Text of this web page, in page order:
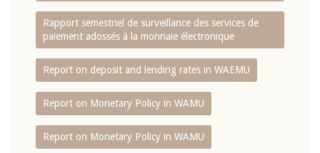
Rapport semestriel de surveillance des services de
paiement adossés à la monnaie électronique
Report on deposit and lending rates in WAEMU
Report on Monetary Policy in WAMU
Report on Monetary Policy in WAMU